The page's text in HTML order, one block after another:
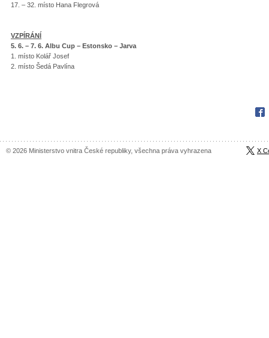
17. – 32. místo Hana Flegrová
VZPÍRÁNÍ
5. 6. – 7. 6. Albu Cup – Estonsko – Jarva
1. místo Kolář Josef
2. místo Šedá Pavlína
© 2026 Ministerstvo vnitra České republiky, všechna práva vyhrazena X